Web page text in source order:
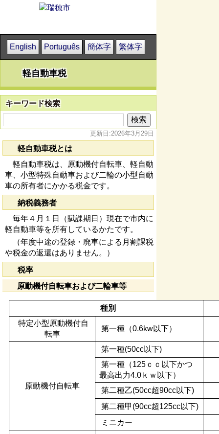
English Português 簡体字 繁体字
軽自動車税
キーワード検索
更新日:2026年3月29日
軽自動車税とは
軽自動車税は、原動機付自転車、軽自動
車、小型特殊自動車および二輪の小型自動
車の所有者にかかる税金です。
納税義務者
毎年４月１日（賦課期日）現在で市内に
軽自動車等を所有しているかたです。
（年度中途の登録・廃車による月割課税
や税金の返還はありません。）
税率
原動機付自転車および二輪車等
種別
特定小型原動機付自
転車
第一種（0.6kw以下）
原動機付自転車
第一種(50cc以下)
第一種（125ｃｃ以下かつ
最高出力4.0ｋｗ以下）
第二種乙(50cc超90cc以下)
第二種甲(90cc超125cc以下)
ミニカー